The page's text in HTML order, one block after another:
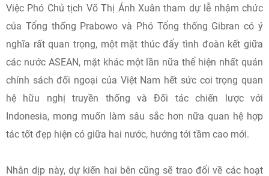
Việc Phó Chủ tịch Võ Thị Ánh Xuân tham dự lễ nhậm chức
của Tổng thống Prabowo và Phó Tổng thống Gibran có ý
nghĩa rất quan trọng, một mặt thúc đẩy tình đoàn kết giữa
các nước ASEAN, mặt khác một lần nữa thể hiện nhất quán
chính sách đối ngoại của Việt Nam hết sức coi trọng quan
hệ hữu nghị truyền thống và Đối tác chiến lược với
Indonesia, mong muốn làm sâu sắc hơn nữa quan hệ hợp
tác tốt đẹp hiện có giữa hai nước, hướng tới tầm cao mới.
Nhân dịp này, dự kiến hai bên cũng sẽ trao đổi về các hoạt